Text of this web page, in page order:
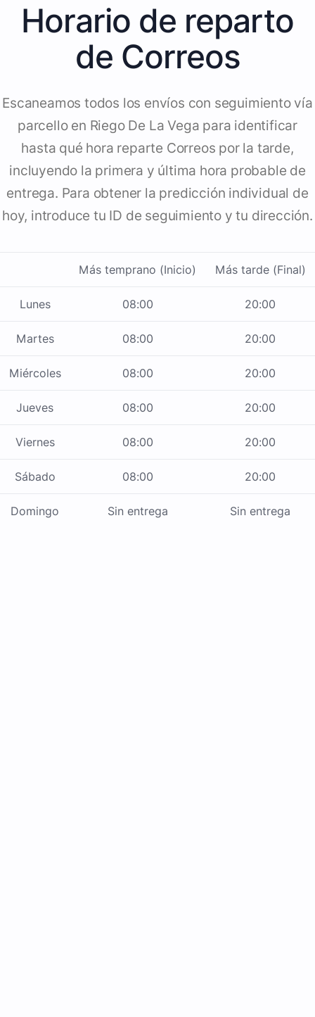
Horario de reparto
de Correos
Escaneamos todos los envíos con seguimiento vía
parcello en Riego De La Vega para identificar
hasta qué hora reparte Correos por la tarde,
incluyendo la primera y última hora probable de
entrega. Para obtener la predicción individual de
hoy, introduce tu ID de seguimiento y tu dirección.
Más temprano (Inicio) Más tarde (Final)
Lunes 08:00 20:00
Martes 08:00 20:00
Miércoles 08:00 20:00
Jueves 08:00 20:00
Viernes 08:00 20:00
Sábado 08:00 20:00
Domingo Sin entrega Sin entrega